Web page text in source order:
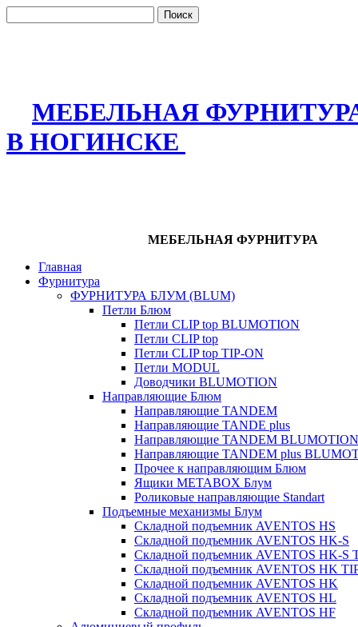
МЕБЕЛЬНАЯ
В НОГИНСКЕ
МЕБЕЛЬНАЯ ФУРНИТУРА
Главная
Фурнитура
ФУРНИТУРА БЛУМ (BLUM)
Петли Блюм
Петли CLIP top BLUMOTION
Петли CLIP top
Петли CLIP top TIP-ON
Петли MODUL
Доводчики BLUMOTION
Направляющие Блюм
Направляющие TANDEM
Направляющие TANDE plus
Направляющие TANDEM BLUMOTION
Направляющие TANDEM plus
Прочее к направляющим Блюм
Ящики METABOX Блум
Роликовые направляющие Standart
Подъемные механизмы Блум
Складной подъемник AVENTOS HS
Складной подъемник AVENTOS HK-S
Складной подъемник AVENTOS HK-S
Складной подъемник AVENTOS HK
Складной подъемник AVENTOS HK
Складной подъемник AVENTOS HL
Складной подъемник AVENTOS HF